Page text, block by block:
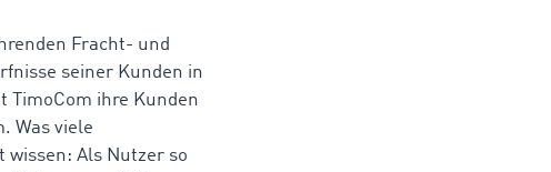
Fracht- und
seiner Kunden in
TimoCom ihre Kunden
Was viele
Als Nutzer so